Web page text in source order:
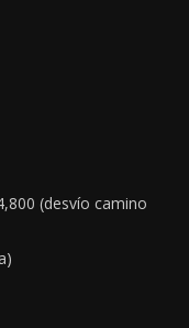
(desvío camino